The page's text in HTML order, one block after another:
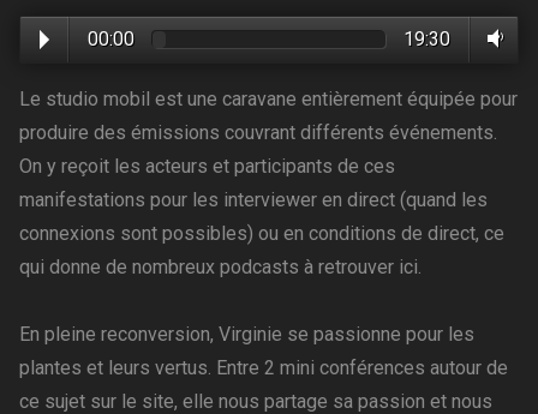
00:00 19:30
Le studio mobil est une caravane entièrement équipée pour
produire des émissions couvrant différents événements.
On y reçoit les acteurs et participants de ces
manifestations pour les interviewer en direct (quand les
connexions sont possibles) ou en conditions de direct, ce
qui donne de nombreux podcasts à retrouver ici.
En pleine reconversion, Virginie se passionne pour les
plantes et leurs vertus. Entre 2 mini conférences autour de
ce sujet sur le site, elle nous partage sa passion et nous